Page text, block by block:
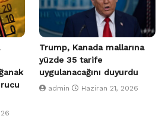
Trump, Kanada mallarına
yüzde 35 tarife
uygulanacağını duyurdu
admin Haziran 21, 2026